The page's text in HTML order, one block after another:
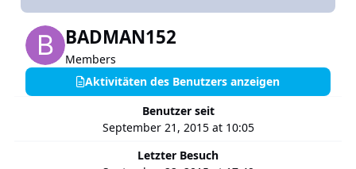
BADMAN152
Members
Benutzer seit
September 21, 2015 at 10:05
Letzter Besuch
Aktivitäten des Benutzers anzeigen